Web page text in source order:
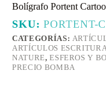
Bolígrafo Portent
SKU:PORTENT-C
CATEGORÍAS:
ARTÍCULOS
NATURE,ESFEROS Y
PRECIO BOMBA